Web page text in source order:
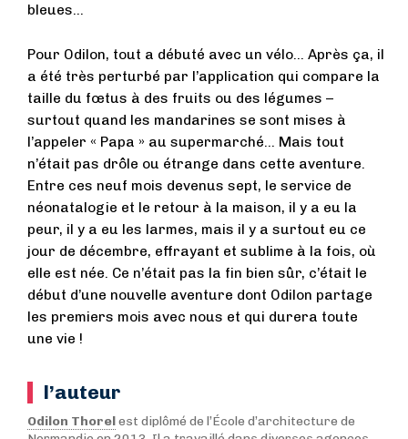
bleues...
Pour Odilon, tout a débuté avec un vélo... Après ça, il
a été très perturbé par l’application qui compare la
taille du fœtus à des fruits ou des légumes –
surtout quand les mandarines se sont mises à
l’appeler « Papa » au supermarché... Mais tout
n’était pas drôle ou étrange dans cette aventure.
Entre ces neuf mois devenus sept, le service de
néonatalogie et le retour à la maison, il y a eu la
peur, il y a eu les larmes, mais il y a surtout eu ce
jour de décembre, effrayant et sublime à la fois, où
elle est née. Ce n’était pas la fin bien sûr, c’était le
début d’une nouvelle aventure dont Odilon partage
les premiers mois avec nous et qui durera toute
une vie !
l’auteur
Odilon Thorelest diplômé de l’École d’architecture de